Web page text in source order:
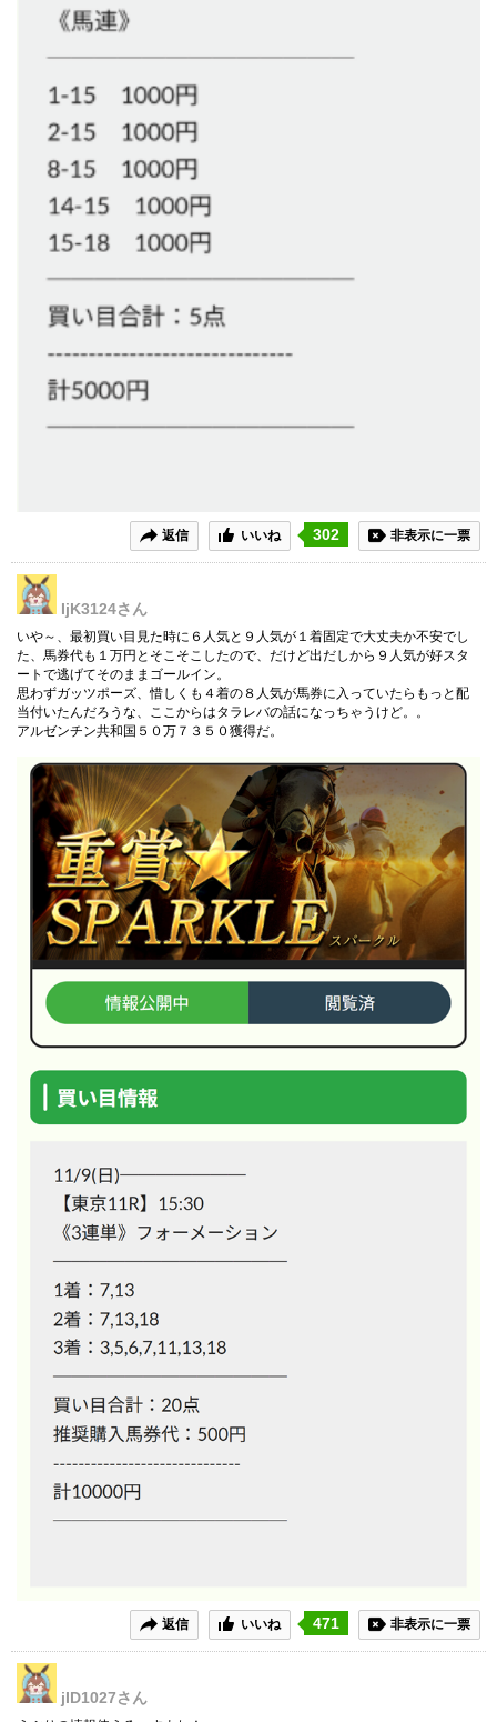
返信 いいね 302 非表示に一票
IjK3124さん
いや～、最初買い目見た時に６人気と９人気が１着固定で大丈夫か不安でし
た、馬券代も１万円とそこそこしたので、だけど出だしから９人気が好スタ
ートで逃げてそのままゴールイン。
思わずガッツポーズ、惜しくも４着の８人気が馬券に入っていたらもっと配
当付いたんだろうな、ここからはタラレバの話になっちゃうけど。。
アルゼンチン共和国５０万７３５０獲得だ。
返信 いいね 471 非表示に一票
jID1027さん